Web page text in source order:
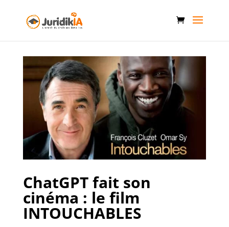
ChatGPT fait son
cinéma : le film
INTOUCHABLES